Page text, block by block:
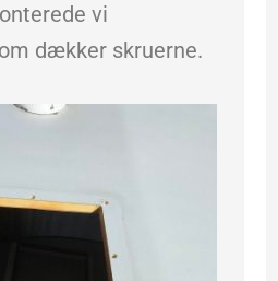
vi
dækker skruerne.